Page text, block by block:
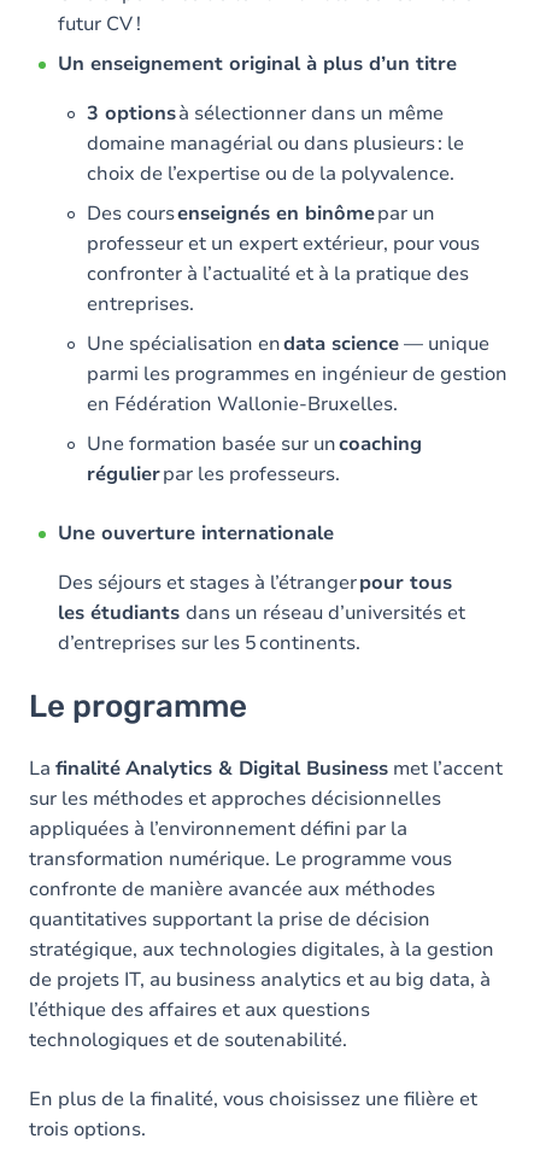
futur CV !
Un enseignement original à plus d’un titre
3 optionsà sélectionner dans un même
domaine managérial ou dans plusieurs : le
choix de l’expertise ou de la polyvalence.
Des coursenseignés en binômepar un
professeur et un expert extérieur, pour vous
confronter à l’actualité et à la pratique des
entreprises.
Une spécialisation endata science— unique
parmi les programmes en ingénieur de gestion
en Fédération Wallonie-Bruxelles.
Une formation basée sur uncoaching
régulierpar les professeurs.
Une ouverture internationale
Des séjours et stages à l’étrangerpour tous
les étudiants dans un réseau d’universités et
d’entreprises sur les 5 continents.
Le programme
La finalitéAnalytics & Digital Business met l’accent
sur les méthodes et approches décisionnelles
appliquées à l’environnement défini par la
transformation numérique. Le programme vous
confronte de manière avancée aux méthodes
quantitatives supportant la prise de décision
stratégique, aux technologies digitales, à la gestion
de projets IT, au business analytics et au big data, à
l’éthique des affaires et aux questions
technologiques et de soutenabilité.
En plus de la finalité, vous choisissez une filière et
trois options.